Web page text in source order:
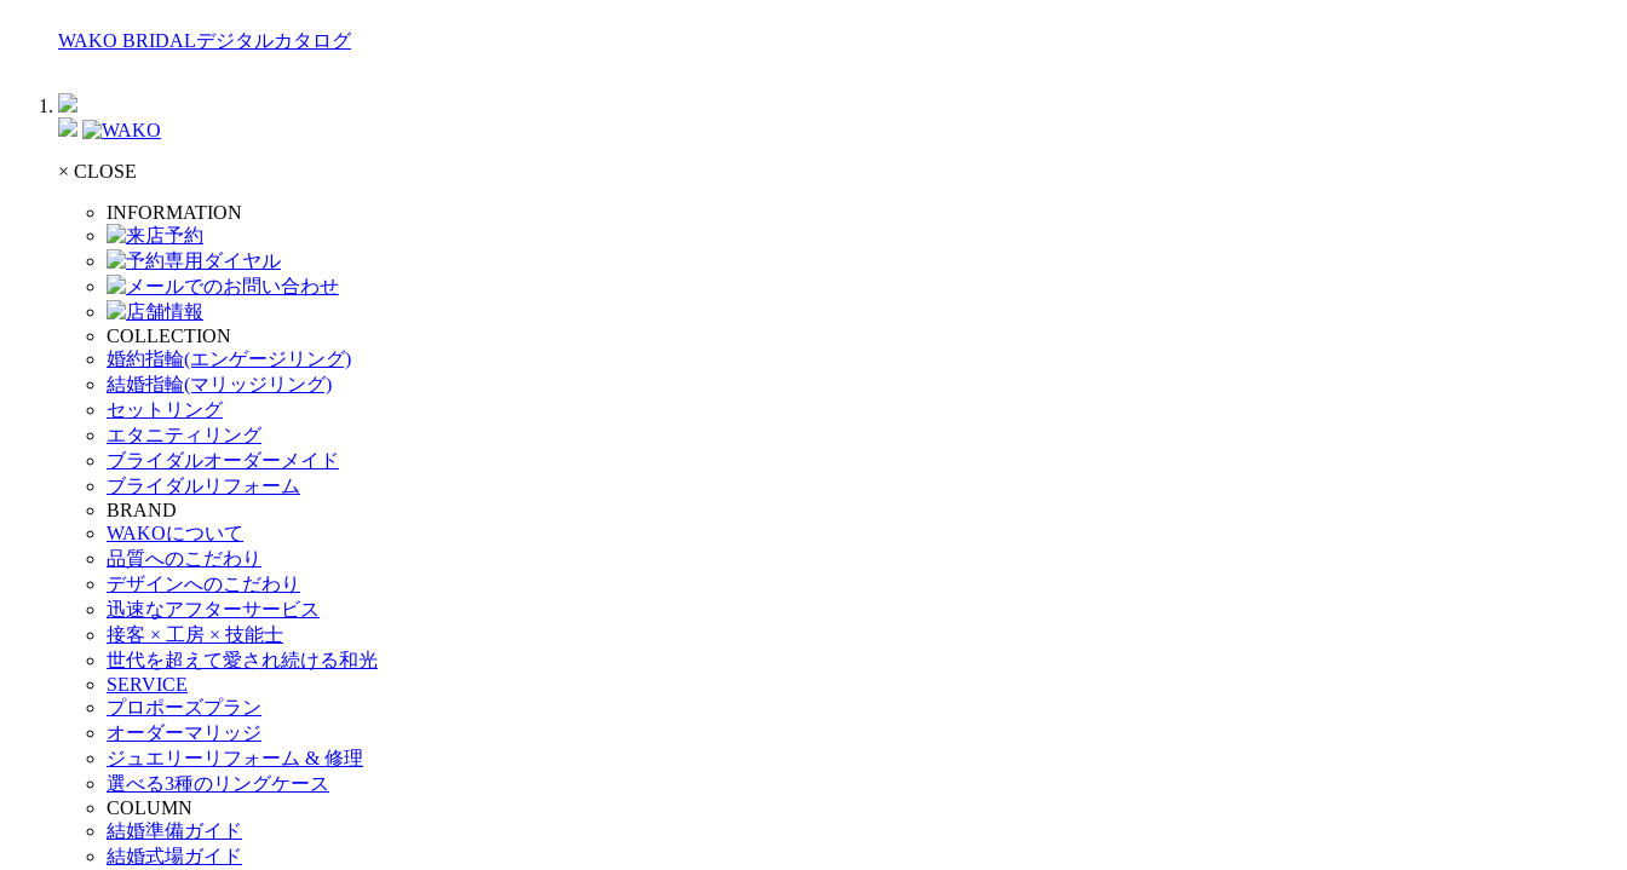
WAKO BRIDALデジタルカタログ
× CLOSE
INFORMATION
COLLECTION
婚約指輪(エンゲージリング)
結婚指輪(マリッジリング)
セットリング
エタニティリング
ブライダルオーダーメイド
ブライダルリフォーム
BRAND
WAKOについて
品質へのこだわり
デザインへのこだわり
迅速なアフターサービス
接客 × 工房 × 技能士
世代を超えて愛され続ける和光
SERVICE
プロポーズプラン
オーダーマリッジ
ジュエリーリフォーム & 修理
選べる3種のリングケース
COLUMN
結婚準備ガイド
結婚式場ガイド